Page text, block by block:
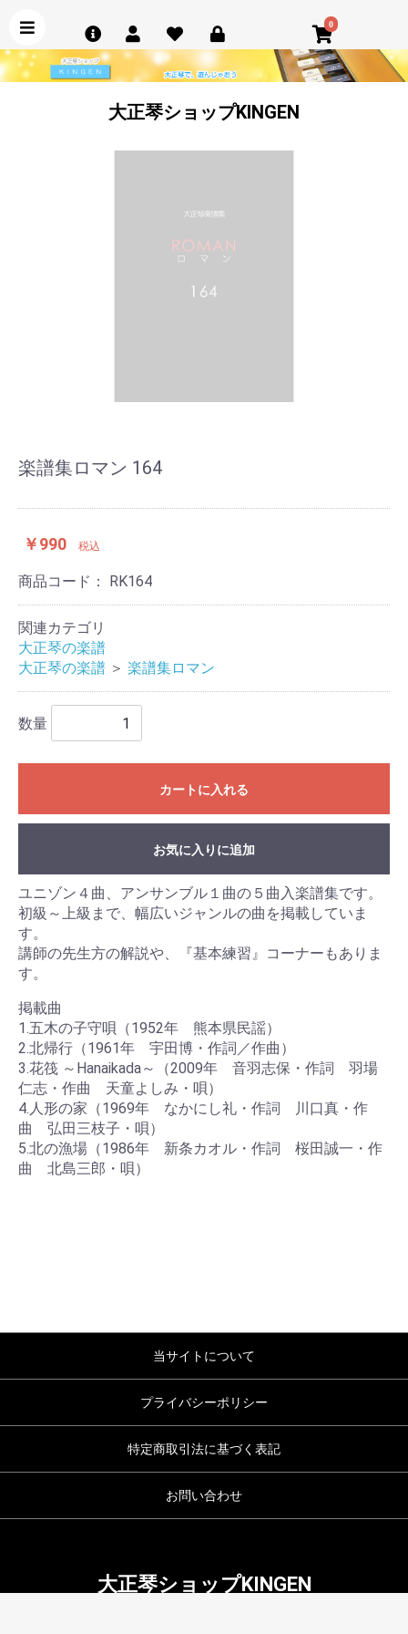
0
大正琴ショップKINGEN
楽譜集ロマン 164
￥990 税込
商品コード： RK164
関連カテゴリ
大正琴の楽譜
大正琴の楽譜 ＞ 楽譜集ロマン
数量
カートに入れる
お気に入りに追加
ユニゾン４曲、アンサンブル１曲の５曲入楽譜集です。
初級～上級まで、幅広いジャンルの曲を掲載していま
す。
講師の先生方の解説や、『基本練習』コーナーもありま
す。
掲載曲
1.五木の子守唄（1952年 熊本県民謡）
2.北帰行（1961年 宇田博・作詞／作曲）
3.花筏 ～Hanaikada～（2009年 音羽志保・作詞 羽場
仁志・作曲 天童よしみ・唄）
4.人形の家（1969年 なかにし礼・作詞 川口真・作
曲 弘田三枝子・唄）
5.北の漁場（1986年 新条カオル・作詞 桜田誠一・作
曲 北島三郎・唄）
当サイトについて
プライバシーポリシー
特定商取引法に基づく表記
お問い合わせ
大正琴ショップKINGEN